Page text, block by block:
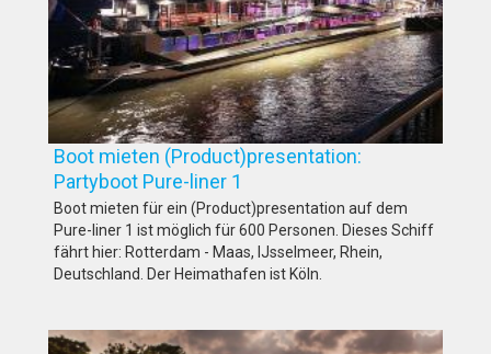
Boot mieten (Product)presentation:
Partyboot Pure-liner 1
Boot mieten für ein (Product)presentation auf dem
Pure-liner 1 ist möglich für 600 Personen. Dieses Schiff
fährt hier: Rotterdam - Maas, IJsselmeer, Rhein,
Deutschland. Der Heimathafen ist Köln.